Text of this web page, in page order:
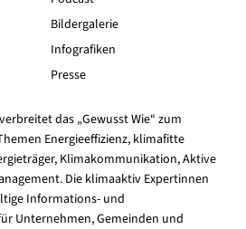
Bildergalerie
Infografiken
Presse
das „Gewusst Wie“ zum
Energieeffizienz, klimafitte
Klimakommunikation, Aktive
Die klimaaktiv Expertinnen
Informations- und
Unternehmen, Gemeinden und